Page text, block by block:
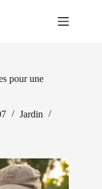
pour une
Jardin